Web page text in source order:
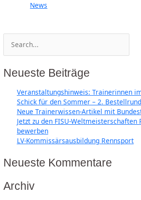
News
nach:
Neueste Beiträge
Veranstaltungshinweis: Trainerinnen
Schick für den Sommer – 2.
Neue Trainerwissen‑Artikel mit
Jetzt zu den FISU-Weltmeisterschaften
bewerben
LV-Kommissärsausbildung Rennsport
Neueste Kommentare
Archiv